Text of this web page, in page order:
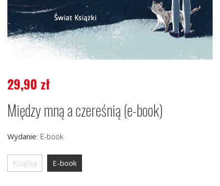
29,90 zł
Między mną a czereśnią (e-book)
Wydanie: E-book
Książka E-book